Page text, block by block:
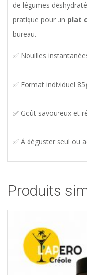
de légumes
pratique pour un plat
bureau.
✅ Nouilles
✅ Format individuel
✅ Goût savoureux et
✅ À déguster seul ou
Produits